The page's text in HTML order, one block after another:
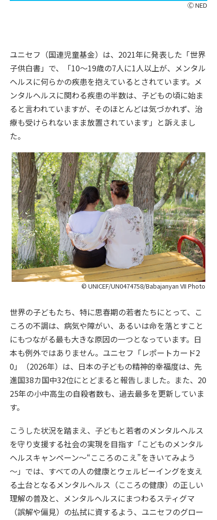
Ⓒ NED
ユニセフ（国連児童基金）は、2021年に発表した「世界
子供白書」で、「10〜19歳の7人に1人以上が、メンタル
ヘルスに何らかの疾患を抱えているとされています。メ
ンタルヘルスに関わる疾患の半数は、子どもの頃に始ま
ると言われていますが、そのほとんどは気づかれず、治
療も受けられないまま放置されています」と訴えまし
た。
© UNICEF/UN0474758/Babajanyan VII Photo
世界の子どもたち、特に思春期の若者たちにとって、こ
ころの不調は、病気や障がい、あるいは命を落とすこと
にもつながる最も大きな原因の一つとなっています。日
本も例外ではありません。ユニセフ「レポートカード2
0」（2026年）は、日本の子どもの精神的幸福度は、先
進国38カ国中32位にとどまると報告しました。また、20
25年の小中高生の自殺者数も、過去最多を更新していま
す。
こうした状況を踏まえ、子どもと若者のメンタルヘルス
を守り支援する社会の実現を目指す「こどものメンタル
ヘルスキャンペーン～“こころのこえ”をきいてみよう
～」では、すべての人の健康とウェルビーイングを支え
る土台となるメンタルヘルス（こころの健康）の正しい
理解の普及と、メンタルヘルスにまつわるスティグマ
（誤解や偏見）の払拭に資するよう、ユニセフのグロー